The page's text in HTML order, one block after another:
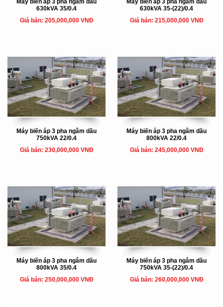
630kVA 35/0.4
Giá bán: 205,000,000 VNĐ
630kVA 35-(22)/0.4
Giá bán: 215,000,000 VNĐ
Máy biến áp 3 pha ngâm dầu
750kVA 22/0.4
Giá bán: 230,000,000 VNĐ
Máy biến áp 3 pha ngâm dầu
800kVA 22/0.4
Giá bán: 245,000,000 VNĐ
Máy biến áp 3 pha ngâm dầu
800kVA 35/0.4
Giá bán: 250,000,000 VNĐ
Máy biến áp 3 pha ngâm dầu
750kVA 35-(22)/0.4
Giá bán: 260,000,000 VNĐ